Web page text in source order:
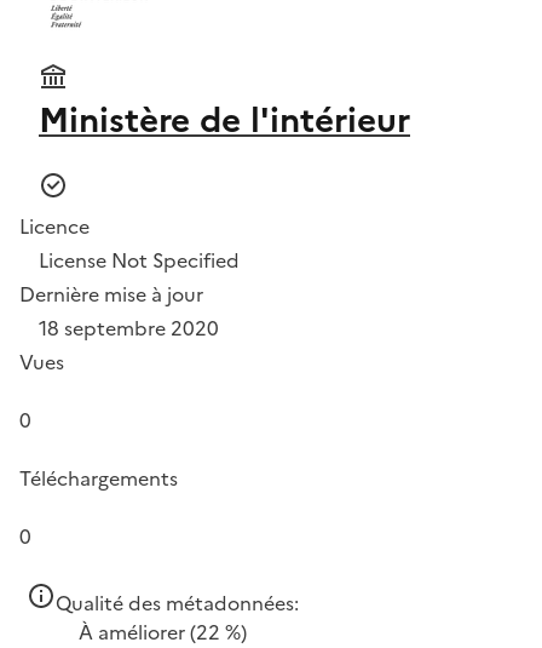
Ministère de l'intérieur
Licence
License Not Specified
Dernière mise à jour
18 septembre 2020
Vues
0
Téléchargements
0
Qualité des métadonnées:
À améliorer(22 %)